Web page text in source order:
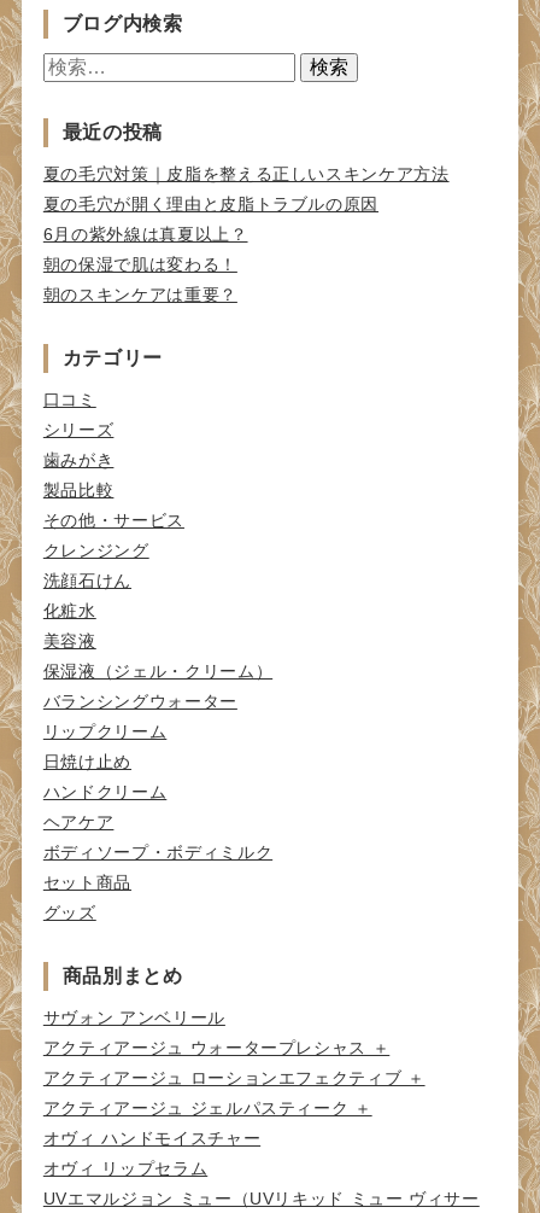
ブログ内検索
検
最近の投稿
夏の毛穴対策｜皮脂を整える正しいスキンケア方法
夏の毛穴が開く理由と皮脂トラブルの原因
6月の紫外線は真夏以上？
朝の保湿で肌は変わる！
朝のスキンケアは重要？
カテゴリー
口コミ
シリーズ
歯みがき
製品比較
その他・サービス
クレンジング
洗顔石けん
化粧水
美容液
保湿液（ジェル・クリーム）
バランシングウォーター
リップクリーム
日焼け止め
ハンドクリーム
ヘアケア
ボディソープ・ボディミルク
セット商品
グッズ
商品別まとめ
サヴォン アンベリール
アクティアージュ ウォータープレシャス ＋
アクティアージュ ローションエフェクティブ ＋
アクティアージュ ジェルパスティーク ＋
オヴィ ハンドモイスチャー
オヴィ リップセラム
UVエマルジョン ミュー（UVリキッド ミュー ヴィサー